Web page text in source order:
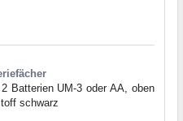
Batterien UM-3 oder AA, oben
schwarz